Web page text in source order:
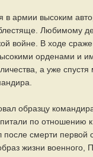
в армии высоким
Любимому
войне. В ходе
орденами и
а уже
образцу
по отношению
после смерти
жизни